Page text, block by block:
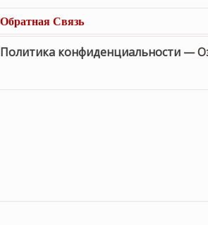
Обратная Связь
Политика конфиденциальности —